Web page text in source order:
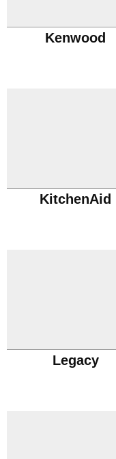
Kenwood
KitchenAid
Legacy